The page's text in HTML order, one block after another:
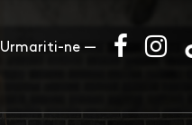
Urmariti-ne —